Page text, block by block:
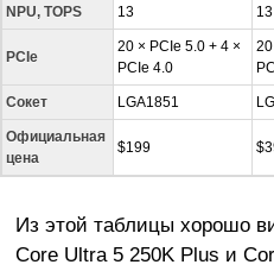
NPU, TOPS 13 13
PCIe
20 × PCIe 5.0 + 4 ×
PCIe 4.0
Сокет LGA1851
Официальная
цена
$199
Из этой таблицы хорошо
Core Ultra 5 250K Plus и